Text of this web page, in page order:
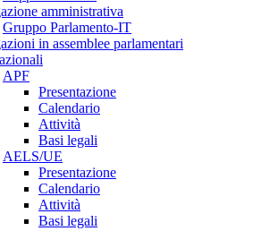
amministrativa
Gruppo Parlamento-IT
in assemblee parlamentari
APF
Presentazione
Calendario
Attività
Basi legali
AELS/UE
Presentazione
Calendario
Attività
Basi legali